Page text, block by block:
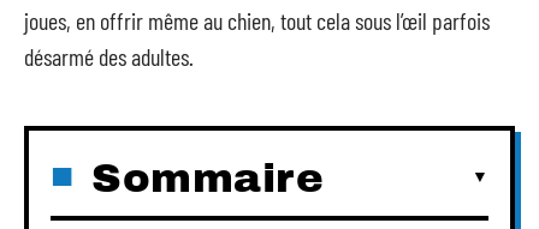
joues, en offrir même au chien, tout cela sous l’œil parfois
désarmé des adultes.
Sommaire